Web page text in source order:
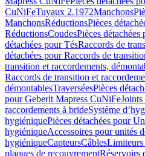
CuNiFeTuyaux 2.1972Manchons
ManchonsRéductionsPièces
RéductionsCoudesPièces détachées
détachées pour TésRaccords de
détachées pour Raccords de
transition et raccordements,
Raccords de transition et
démontablesTraverséesPièces
pour Geberit Mapress CuNiFeJoints
raccordements à brideSystème
hygiéniquePièces détachées pour
hygiéniqueAccessoires pour unités
hygiéniqueCapteursCâblesLimiteurs
plaques de recouvrementRéservoirs